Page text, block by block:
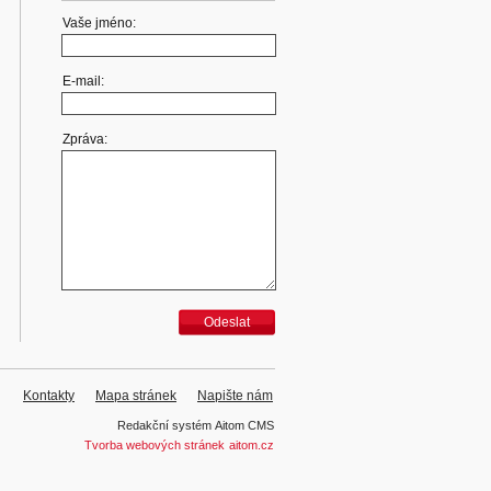
Vaše jméno:
E-mail:
Zpráva:
Odeslat
Kontakty Mapa stránek Napište nám
Redakční systém Aitom CMS
Tvorba webových stránek aitom.cz